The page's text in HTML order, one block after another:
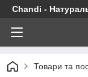
Chandi -
Товари та